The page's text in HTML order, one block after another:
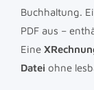
Buchhaltung.
PDF aus –
Eine
Datei ohne